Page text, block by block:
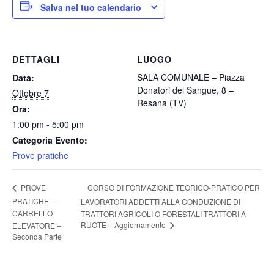
Salva nel tuo calendario
DETTAGLI
Data:
Ottobre 7
Ora:
1:00 pm - 5:00 pm
Categoria Evento:
Prove pratiche
LUOGO
SALA COMUNALE – Piazza
Donatori del Sangue, 8 –
Resana (TV)
PROVE
PRATICHE –
CARRELLO
ELEVATORE –
Seconda Parte
CORSO DI FORMAZIONE TEORICO-PRATICO PER
LAVORATORI ADDETTI ALLA CONDUZIONE DI
TRATTORI AGRICOLI O FORESTALI TRATTORI A
RUOTE – Aggiornamento